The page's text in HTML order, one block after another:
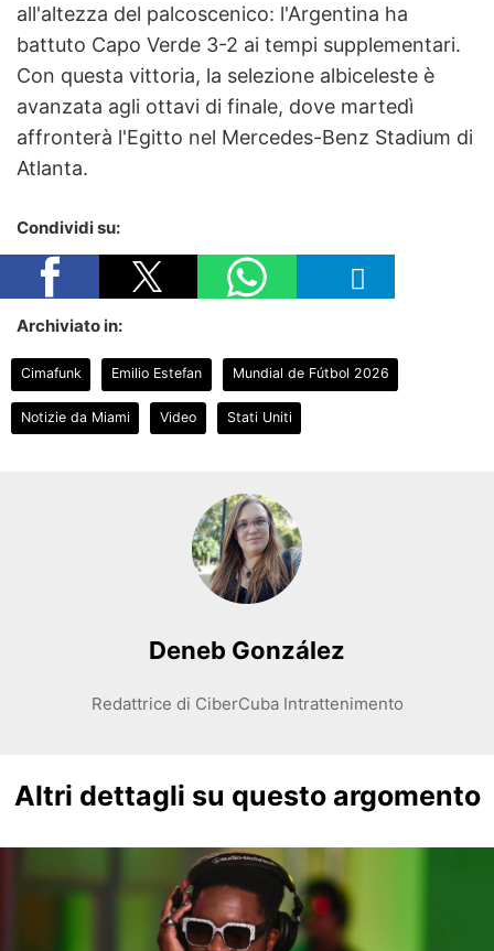
all'altezza del palcoscenico: l'Argentina ha
battuto Capo Verde 3-2 ai tempi supplementari.
Con questa vittoria, la selezione albiceleste è
avanzata agli ottavi di finale, dove martedì
affronterà l'Egitto nel Mercedes-Benz Stadium di
Atlanta.
Condividi su:
Archiviato in:
Cimafunk Emilio Estefan Mundial de Fútbol 2026
Notizie da Miami Video Stati Uniti
Deneb González
Redattrice di CiberCuba Intrattenimento
Altri dettagli su questo argomento